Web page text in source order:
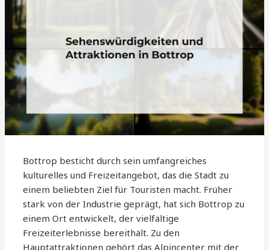
Bottrop besticht durch sein umfangreiches
kulturelles und Freizeitangebot, das die Stadt zu
einem beliebten Ziel für Touristen macht. Früher
stark von der Industrie geprägt, hat sich Bottrop zu
einem Ort entwickelt, der vielfältige
Freizeiterlebnisse bereithält. Zu den
Hauptattraktionen gehört das Alpincenter mit der